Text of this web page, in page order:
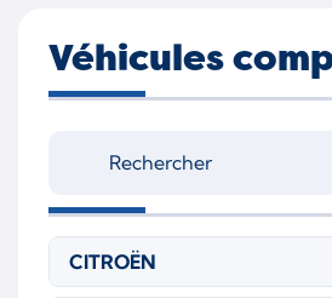
Véhicules
CITROËN